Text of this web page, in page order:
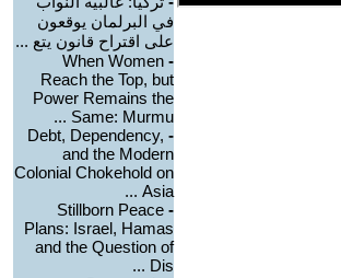
في البرلمان يوقعون
على اقتراح قانون يتع ...
-
When Women
Reach the Top, but
Power Remains the
Same: Murmu ...
-
Debt, Dependency,
and the Modern
Colonial Chokehold on
Asia ...
-
Stillborn Peace
Plans: Israel, Hamas
and the Question of
Dis ...